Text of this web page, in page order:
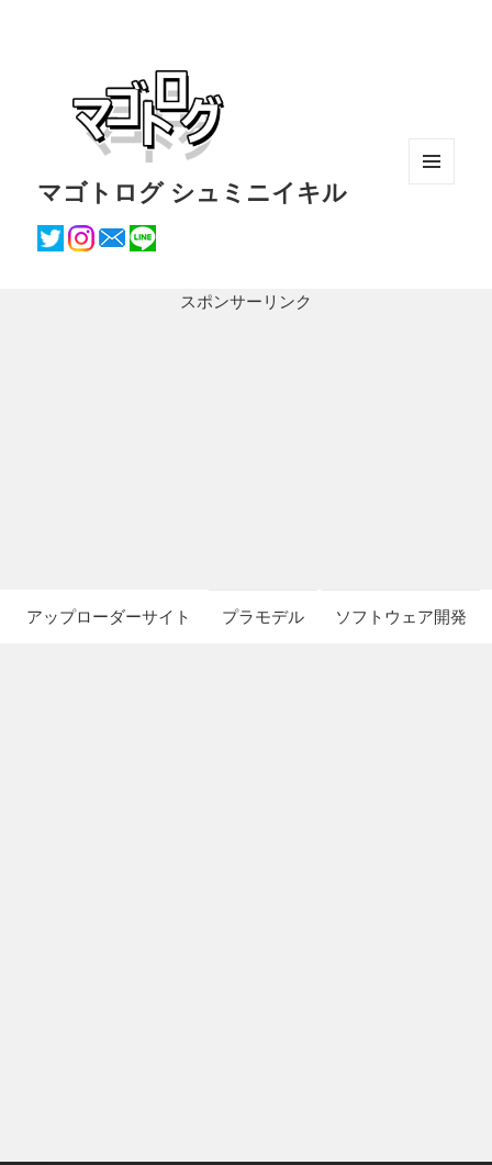
マゴトログ シュミニイキル
スポンサーリンク
アップローダーサイト プラモデル ソフトウェア開発